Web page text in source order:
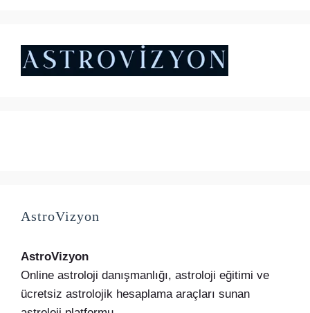
AstroVizyon
AstroVizyon
Online astroloji danışmanlığı, astroloji eğitimi ve
ücretsiz astrolojik hesaplama araçları sunan